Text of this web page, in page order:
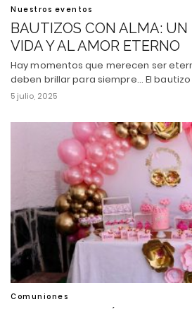
Nuestros eventos
BAUTIZOS CON ALMA:
VIDA Y AL AMOR ETERNO
Hay momentos que merecen ser
deben brillar para siempre... El
5 julio, 2025
Comuniones